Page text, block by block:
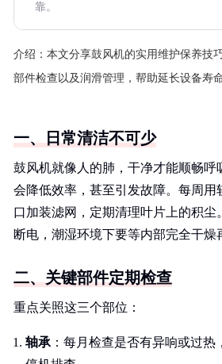
靠。
介绍： 本文分享鼓风机的实用维护保养技
部件检查以及润滑管理，帮助延长设备寿
一、日常清洁不可少
鼓风机就像人的肺，干净才能顺畅呼
会降低效率，甚至引发故障。每周用
口加装滤网，定期清理叶片上的积尘
断电，潮湿环境下要等内部完全干燥
二、关键部件定期检查
重点关照这三个部位：
轴承 ：每月检查是否有异响或过